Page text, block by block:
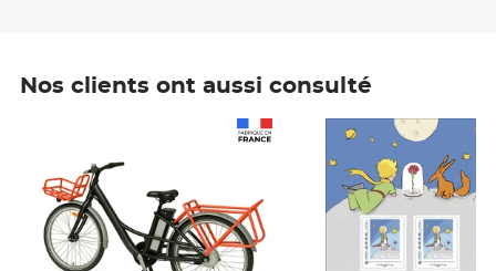
Nos clients ont aussi consulté
Prix 7,50€